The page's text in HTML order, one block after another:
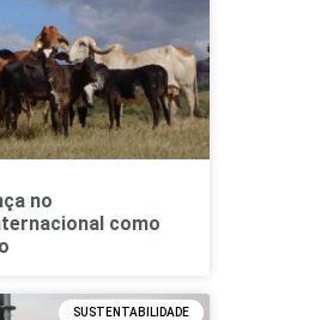
no
como
SUSTENTABILIDADE